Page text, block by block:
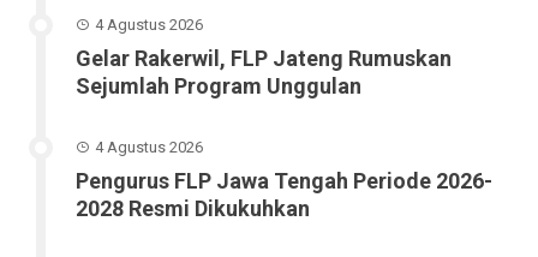
4 Agustus 2026
Gelar Rakerwil, FLP Jateng Rumuskan
Sejumlah Program Unggulan
4 Agustus 2026
Pengurus FLP Jawa Tengah Periode 2026-
2028 Resmi Dikukuhkan